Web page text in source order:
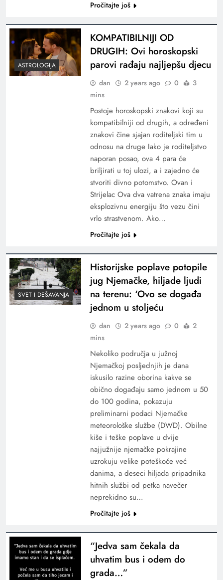
Pročitajte još
ASTROLOGIJA
KOMPATIBILNIJI OD
DRUGIH: Ovi horoskopski
parovi rađaju najljepšu djecu
dan 2 years ago 0
3
mins
Postoje horoskopski znakovi koji su
kompatibilniji od drugih, a određeni
znakovi čine sjajan roditeljski tim u
odnosu na druge Iako je roditeljstvo
naporan posao, ova 4 para će
briljirati u toj ulozi, a i zajedno će
stvoriti divno potomstvo. Ovan i
Strijelac Ova dva vatrena znaka imaju
eksplozivnu energiju što vezu čini
vrlo strastvenom. Ako…
Pročitajte još
SVET I DEŠAVANJA
Historijske poplave potopile
jug Njemačke, hiljade ljudi
na terenu: ‘Ovo se događa
jednom u stoljeću
dan 2 years ago 0
2
mins
Nekoliko područja u južnoj
Njemačkoj posljednjih je dana
iskusilo razine oborina kakve se
obično događaju samo jednom u 50
do 100 godina, pokazuju
preliminarni podaci Njemačke
meteorološke službe (DWD). Obilne
kiše i teške poplave u dvije
najjužnije njemačke pokrajine
uzrokuju velike poteškoće već
danima, a deseci hiljada pripadnika
hitnih službi od petka navečer
neprekidno su…
Pročitajte još
“Jedva sam čekala da
uhvatim bus i odem do
grada…”